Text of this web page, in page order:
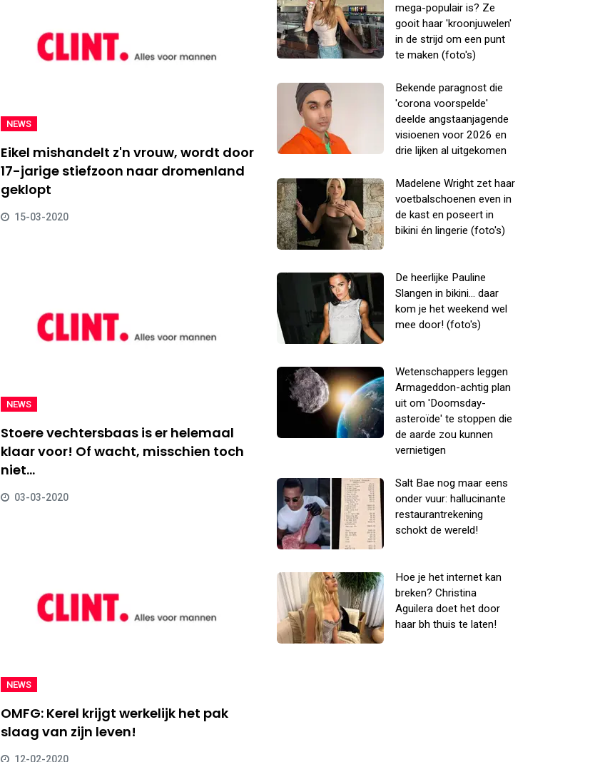
NEWS
Eikel mishandelt z'n vrouw, wordt door
17-jarige stiefzoon naar dromenland
geklopt
15-03-2020
NEWS
Stoere vechtersbaas is er helemaal
klaar voor! Of wacht, misschien toch
niet...
03-03-2020
NEWS
OMFG: Kerel krijgt werkelijk het pak
slaag van zijn leven!
12-02-2020
mega-populair is? Ze
gooit haar 'kroonjuwelen'
in de strijd om een punt
te maken (foto's)
Bekende paragnost die
'corona voorspelde'
deelde angstaanjagende
visioenen voor 2026 en
drie lijken al uitgekomen
Madelene Wright zet haar
voetbalschoenen even in
de kast en poseert in
bikini én lingerie (foto's)
De heerlijke Pauline
Slangen in bikini... daar
kom je het weekend wel
mee door! (foto's)
Wetenschappers leggen
Armageddon-achtig plan
uit om 'Doomsday-
asteroïde' te stoppen die
de aarde zou kunnen
vernietigen
Salt Bae nog maar eens
onder vuur: hallucinante
restaurantrekening
schokt de wereld!
Hoe je het internet kan
breken? Christina
Aguilera doet het door
haar bh thuis te laten!